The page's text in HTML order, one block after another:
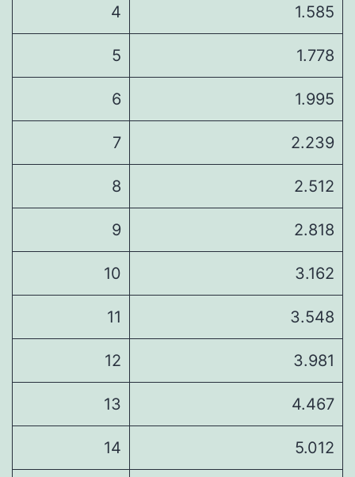
4 1.585
5 1.778
6 1.995
7 2.239
8 2.512
9 2.818
10 3.162
11 3.548
12 3.981
13 4.467
14 5.012